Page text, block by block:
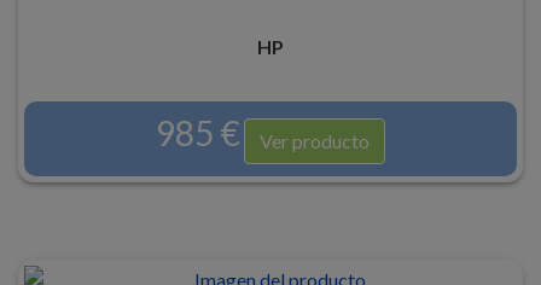
HP
985 € Ver producto